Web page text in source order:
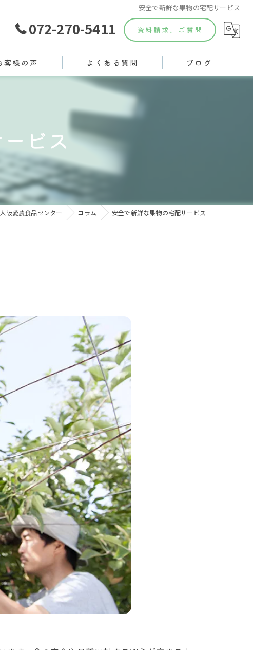
安全で新鮮な果物の宅配サービス
072-270-5411 資料請求、ご質問
客様の声 よくある質問 ブログ
ビス
阪愛農食品センター コラム 安全で新鮮な果物の宅配サービス